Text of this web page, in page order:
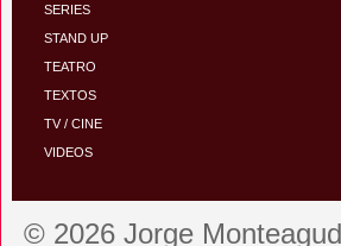
SERIES
STAND UP
TEATRO
TEXTOS
TV / CINE
VIDEOS
© 2026 Jorge